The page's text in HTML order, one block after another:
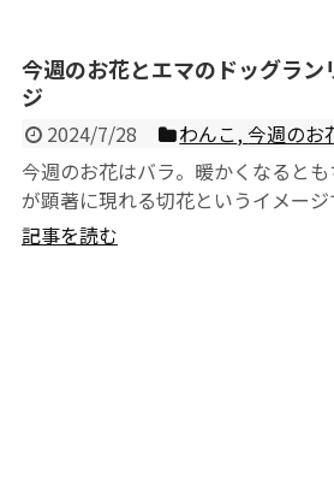
今週のお花とエマのドッグラン
ジ
2024/7/28 わんこ,今週のお
今週のお花はバラ。暖かくなるとも
が顕著に現れる切花というイメージ
さて、5月初めのお話ですがエマのド
記事を読む